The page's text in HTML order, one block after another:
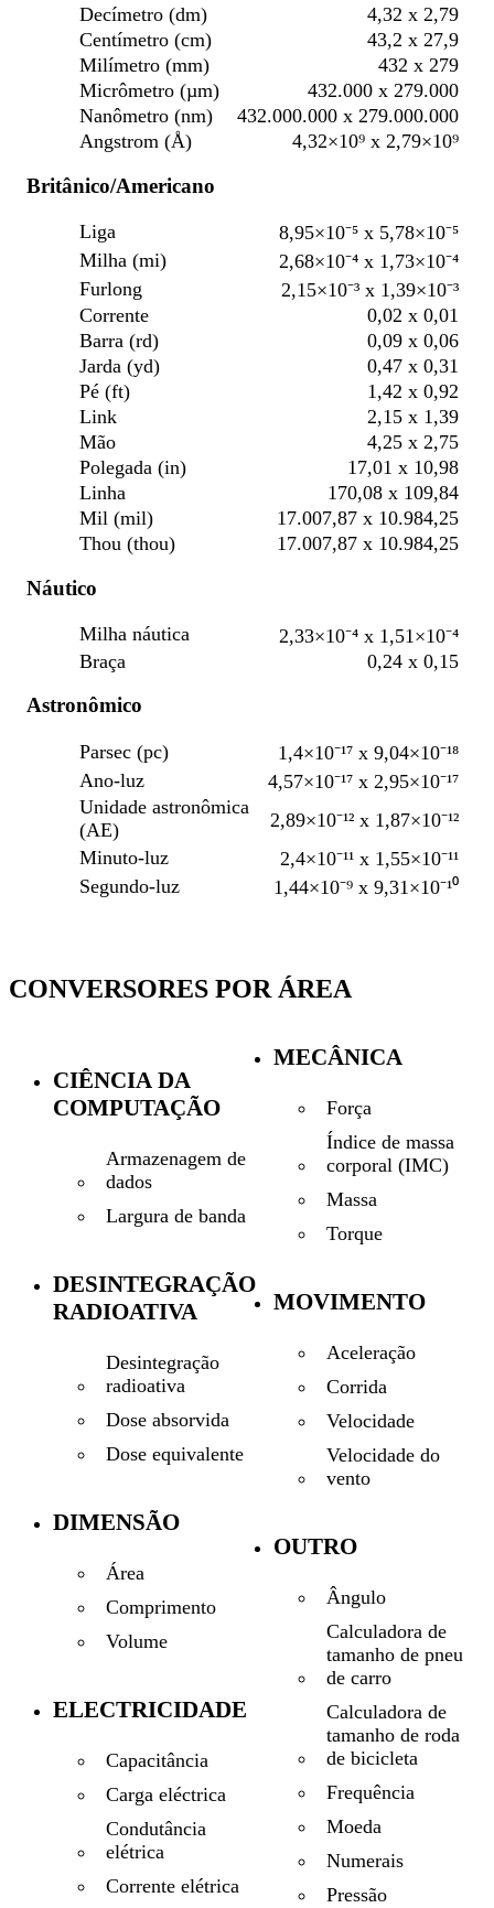
Decímetro (dm)
4,32 x 2,79
Centímetro (cm)
43,2 x 27,9
Milímetro (mm)
432 x 279
Micrômetro (µm)
432.000 x 279.000
Nanômetro (nm)
432.000.000 x 279.000.000
Angstrom (Å)
4,32×10⁹ x 2,79×10⁹
Britânico/Americano
Liga
8,95×10⁻⁵ x 5,78×10⁻⁵
Milha (mi)
2,68×10⁻⁴ x 1,73×10⁻⁴
Furlong
2,15×10⁻³ x 1,39×10⁻³
Corrente
0,02 x 0,01
Barra (rd)
0,09 x 0,06
Jarda (yd)
0,47 x 0,31
Pé (ft)
1,42 x 0,92
Link
2,15 x 1,39
Mão
4,25 x 2,75
Polegada (in)
17,01 x 10,98
Linha
170,08 x 109,84
Mil (mil)
17.007,87 x 10.984,25
Thou (thou)
17.007,87 x 10.984,25
Náutico
Milha náutica
2,33×10⁻⁴ x 1,51×10⁻⁴
Braça
0,24 x 0,15
Astronômico
Parsec (pc)
1,4×10⁻¹⁷ x 9,04×10⁻¹⁸
Ano-luz
4,57×10⁻¹⁷ x 2,95×10⁻¹⁷
Unidade astronômica
(AE)
2,89×10⁻¹² x 1,87×10⁻¹²
Minuto-luz
2,4×10⁻¹¹ x 1,55×10⁻¹¹
Segundo-luz
1,44×10⁻⁹ x 9,31×10⁻¹⁰
CONVERSORES POR ÁREA
CIÊNCIA DA
COMPUTAÇÃO
Armazenagem de
dados
Largura de banda
DESINTEGRAÇÃO
RADIOATIVA
Desintegração
radioativa
Dose absorvida
Dose equivalente
DIMENSÃO
Área
Comprimento
Volume
ELECTRICIDADE
Capacitância
Carga eléctrica
Condutância
elétrica
Corrente elétrica
MECÂNICA
Força
Índice de massa
corporal (IMC)
Massa
Torque
MOVIMENTO
Aceleração
Corrida
Velocidade
Velocidade do
vento
OUTRO
Ângulo
Calculadora de
tamanho de pneu
de carro
Calculadora de
tamanho de roda
de bicicleta
Frequência
Moeda
Numerais
Pressão